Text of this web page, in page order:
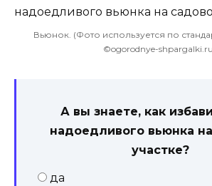
Вьюнок. (Фото используется по
©ogorodnye-
А вы знаете, как
надоедливого вьюнка
участке?
да